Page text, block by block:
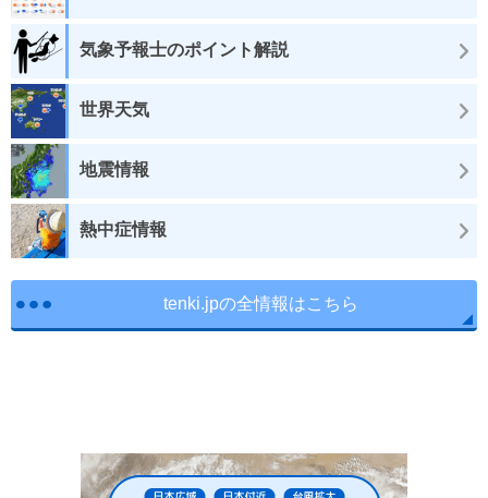
気象予報士のポイント解説
世界天気
地震情報
熱中症情報
tenki.jpの全情報はこちら